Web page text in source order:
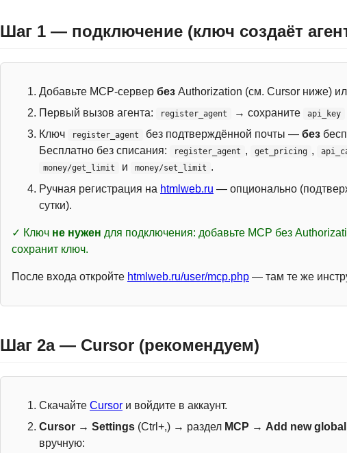
Шаг 1 — подключение (ключ создаёт
Добавьте MCP-сервер без Authorization (см. Cursor ниже)
Первый вызов агента:
register_agent → сохраните api_key
Ключ
register_agent без подтверждённой почты — без
Бесплатно без списания:
register_agent , get_pricing ,
money/get_limit и money/set_limit .
Ручная регистрация на htmlweb.ru — опционально
сутки).
✓ Ключ не нужен для подключения: добавьте MCP без
сохранит ключ.
После входа откройте htmlweb.ru/user/mcp.php — там те же
Шаг 2a — Cursor (рекомендуем)
Скачайте Cursor и войдите в аккаунт.
Cursor → Settings (Ctrl+,) → раздел MCP → Add new
вручную: